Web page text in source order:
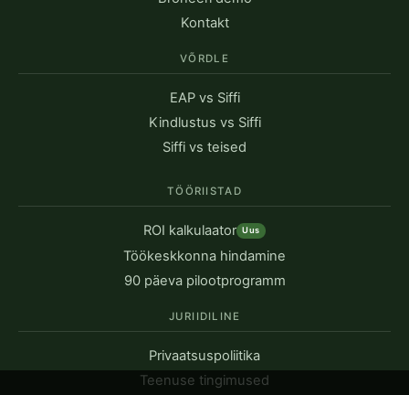
Kontakt
VÕRDLE
EAP vs Siffi
Kindlustus vs Siffi
Siffi vs teised
TÖÖRIISTAD
ROI kalkulaator Uus
Töökeskkonna hindamine
90 päeva pilootprogramm
JURIIDILINE
Privaatsuspoliitika
Teenuse tingimused